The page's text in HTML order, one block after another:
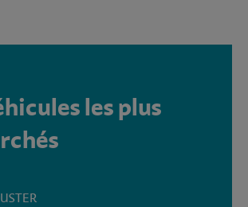
les plus